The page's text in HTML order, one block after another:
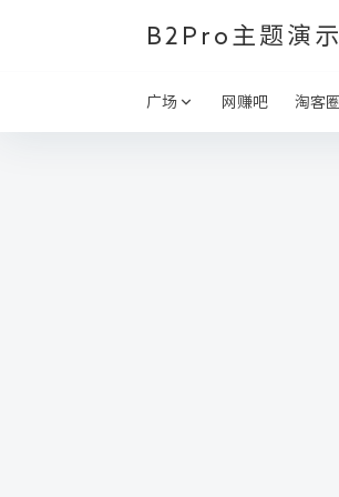
B2Pro主题演示
广场 网赚吧 淘客圈